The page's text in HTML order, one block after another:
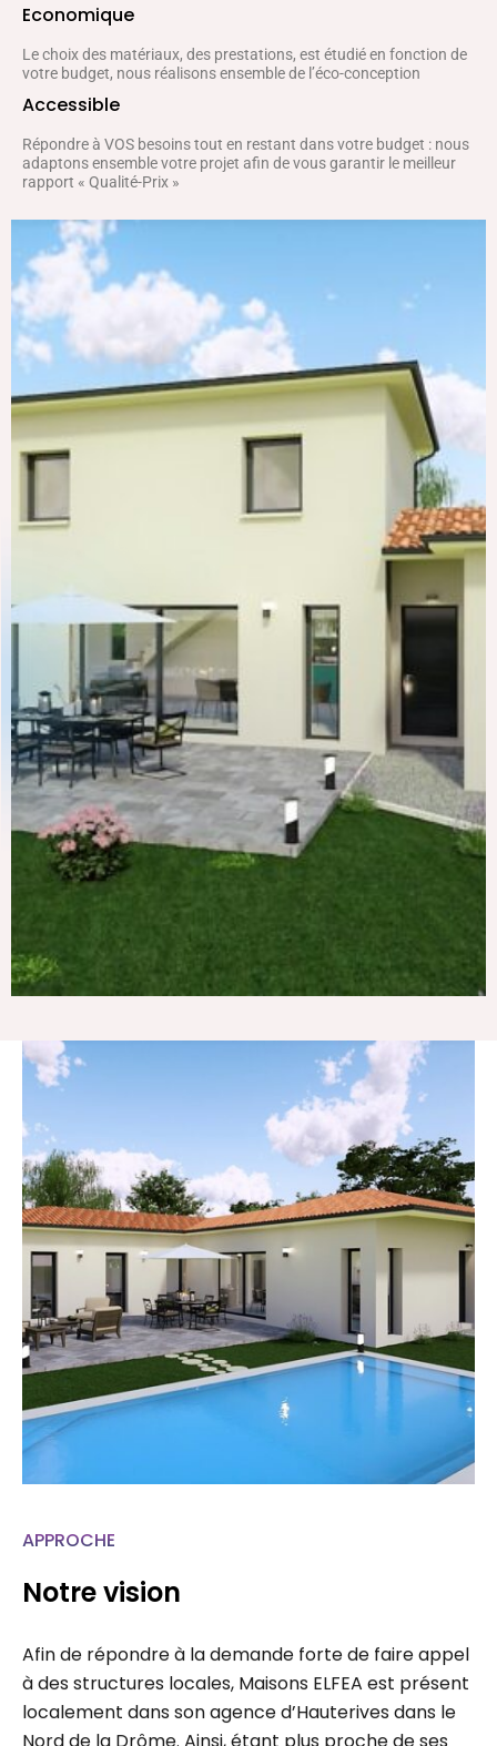
Economique
Le choix des matériaux, des prestations, est étudié en fonction de
votre budget, nous réalisons ensemble de l’éco-conception
Accessible
Répondre à VOS besoins tout en restant dans votre budget : nous
adaptons ensemble votre projet afin de vous garantir le meilleur
rapport « Qualité-Prix »
APPROCHE
Notre vision
à des structures locales, Maisons ELFEA est présent
localement dans son agence d’Hauterives dans le
Nord de la Drôme. Ainsi, étant plus proche de ses